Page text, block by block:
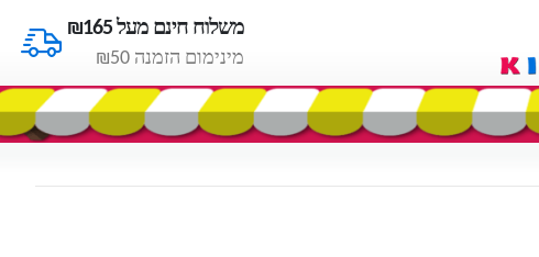
משלוח חינם מעל ₪165
מינימום הזמנה ₪50